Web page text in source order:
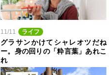
11/11 ライフ
グラサンかけてシャレオツだね
ー。身の回りの「粋言葉」あれこ
れ